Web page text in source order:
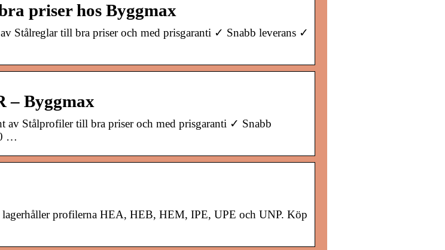
priser hos Byggmax
Stålreglar till bra priser och med prisgaranti ✓ Snabb leverans ✓
– Byggmax
av Stålprofiler till bra priser och med prisgaranti ✓ Snabb
…
profilerna HEA, HEB, HEM, IPE, UPE och UNP. Köp